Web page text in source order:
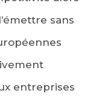
sans
entreprises